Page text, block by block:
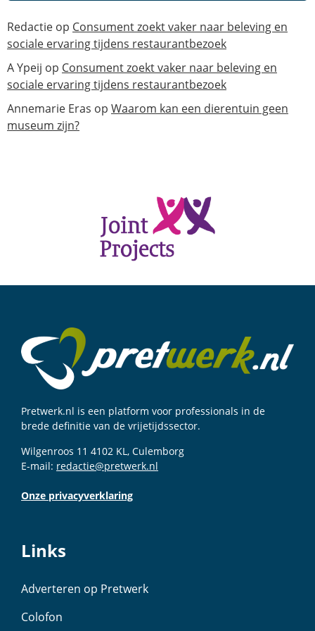
Redactie op Consument zoekt vaker naar beleving en
sociale ervaring tijdens restaurantbezoek
A Ypeij op Consument zoekt vaker naar beleving en
sociale ervaring tijdens restaurantbezoek
Annemarie Eras op Waarom kan een dierentuin geen
museum zijn?
Pretwerk.nl is een platform voor professionals in de
brede definitie van de vrijetijdssector.
Wilgenroos 11 4102 KL, Culemborg
E-mail: redactie@pretwerk.nl
Onze privacyverklaring
Links
Adverteren op Pretwerk
Colofon